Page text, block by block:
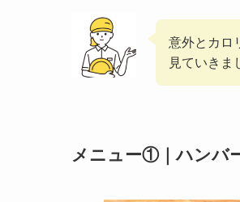
意外とカロ
見ていきま
メニュー①｜ハンバ